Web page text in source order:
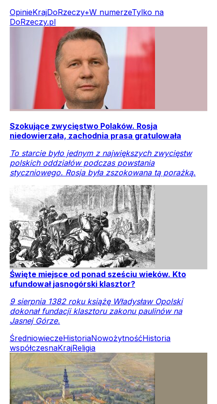
OpinieKrajDoRzeczy+W numerzeTylko na
DoRzeczy.pl
Szokujące zwycięstwo Polaków. Rosja
niedowierzała, zachodnia prasa gratulowała
To starcie było jednym z największych zwycięstw
polskich oddziałów podczas powstania
styczniowego. Rosja była zszokowana tą porażką.
Święte miejsce od ponad sześciu wieków. Kto
ufundował jasnogórski klasztor?
9 sierpnia 1382 roku książę Władysław Opolski
dokonał fundacji klasztoru zakonu paulinów na
Jasnej Górze.
ŚredniowieczeHistoriaNowożytnośćHistoria
współczesnaKrajReligia